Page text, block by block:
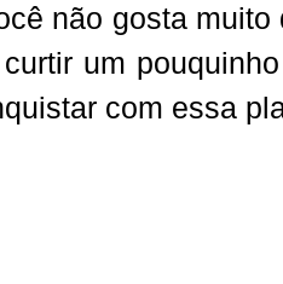
não gosta
um
com essa